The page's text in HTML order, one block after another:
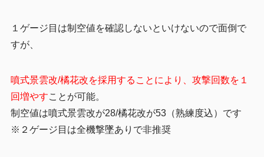
１ゲージ目は制空値を確認しないといけないので面倒で
すが、
噴式景雲改/橘花改を採用することにより、攻撃回数を１
回増やすことが可能。
制空値は噴式景雲改が28/橘花改が53（熟練度込）です
※２ゲージ目は全機撃墜ありで非推奨